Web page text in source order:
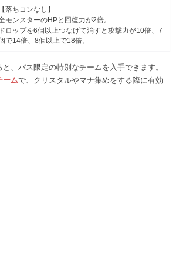
【落ちコンなし】
モンスターのHPと回復力が2倍。
ドロップを6個以上つなげて消すと攻撃力が10倍、7
で14倍、8個以上で18倍。
、パス限定の特別なチームを入手できます。
ームで、クリスタルやマナ集めをする際に有効